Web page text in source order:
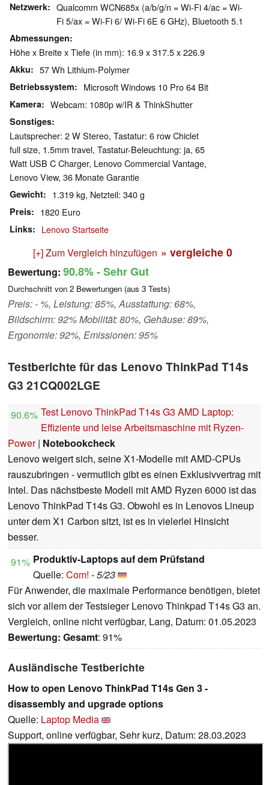
Netzwerk
Qualcomm WCN685x (a/b/g/n = Wi-Fi 4/ac = Wi-
Fi 5/ax = Wi-Fi 6/ Wi-Fi 6E 6 GHz), Bluetooth 5.1
Abmessungen
Höhe x Breite x Tiefe (in mm): 16.9 x 317.5 x 226.9
Akku 57 Wh Lithium-Polymer
Betriebssystem Microsoft Windows 10 Pro 64 Bit
Kamera Webcam: 1080p w/IR & ThinkShutter
Sonstiges
Lautsprecher: 2 W Stereo, Tastatur: 6 row Chiclet
full size, 1.5mm travel, Tastatur-Beleuchtung: ja, 65
Watt USB C Charger, Lenovo Commercial Vantage,
Lenovo View, 36 Monate Garantie
Gewicht 1.319 kg, Netzteil: 340 g
Preis 1820 Euro
Links Lenovo Startseite
[+] Zum Vergleich hinzufügen » vergleiche 0
Bewertung: 90.8%- Sehr Gut
Durchschnitt von 2 Bewertungen (aus 3 Tests)
Preis: - %, Leistung: 85%, Ausstattung: 68%,
Bildschirm: 92% Mobilität: 80%, Gehäuse: 89%,
Ergonomie: 92%, Emissionen: 95%
Testberichte für das Lenovo ThinkPad T14s
G3 21CQ002LGE
90.6% Test Lenovo ThinkPad T14s G3 AMD Laptop:
Effiziente und leise Arbeitsmaschine mit Ryzen-
Power| Notebookcheck
Lenovo weigert sich, seine X1-Modelle mit AMD-CPUs
rauszubringen - vermutlich gibt es einen Exklusivvertrag mit
Intel. Das nächstbeste Modell mit AMD Ryzen 6000 ist das
Lenovo ThinkPad T14s G3. Obwohl es in Lenovos Lineup
unter dem X1 Carbon sitzt, ist es in vielerlei Hinsicht
besser.
91% Produktiv-Laptops auf dem Prüfstand
Quelle: Com! -5/23
Für Anwender, die maximale Performance benötigen, bietet
sich vor allem der Testsieger Lenovo Thinkpad T14s G3 an.
Vergleich, online nicht verfügbar, Lang, Datum: 01.05.2023
Bewertung: Gesamt: 91%
Ausländische Testberichte
How to open Lenovo ThinkPad T14s Gen 3 -
disassembly and upgrade options
Quelle: Laptop Media
Support, online verfügbar, Sehr kurz, Datum: 28.03.2023